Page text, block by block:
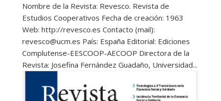
Nombre de la Revista: Revesco. Revista de
Estudios Cooperativos Fecha de creación: 1963
Web: http://revesco.es Contacto (mail):
revesco@ucm.es País: España Editorial: Ediciones
Complutense-EESCOOP-AECOOP Directora de la
Revista: Josefina Fernández Guadaño, Universidad...